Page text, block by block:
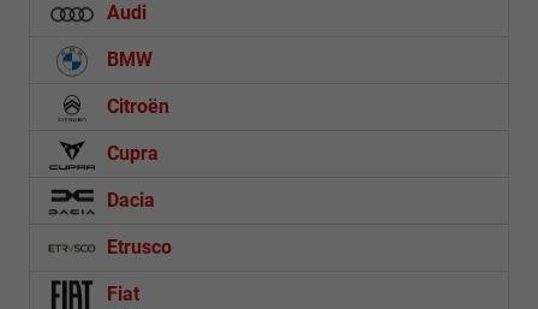
Audi
BMW
Citroën
Cupra
Dacia
Etrusco
Fiat